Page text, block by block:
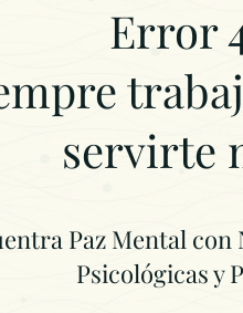
Error
servirte
Paz Mental con
Psicológicas y